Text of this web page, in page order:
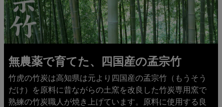
無農薬で育てた、四国産の孟宗竹
竹虎の竹炭は高知県は元より四国産の孟宗竹（もうそう
だけ）を原料に昔ながらの土窯を改良した竹炭専用窯で
熟練の竹炭職人が焼き上げています。原料に使用する良